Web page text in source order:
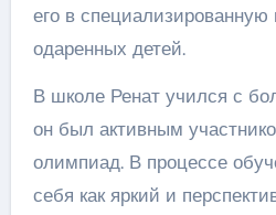
его в
одаренных детей.
В школе Ренат учился с
он был активным
олимпиад. В процессе
себя как яркий и